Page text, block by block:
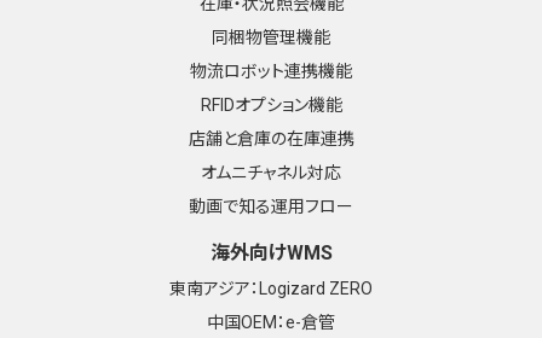
同梱物管理機能
物流ロボット連携機能
RFIDオプション機能
店舗と倉庫の在庫連携
オムニチャネル対応
動画で知る運用フロー
海外向けWMS
東南アジア：Logizard ZERO
中国OEM：e-倉管